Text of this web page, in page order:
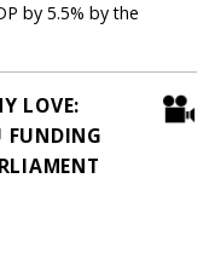
by 5.5% by the
LOVE:
FUNDING